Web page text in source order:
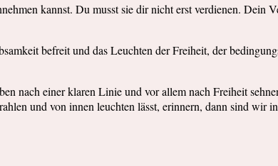
kannst. Du musst sie dir nicht erst verdienen.
befreit und das Leuchten der Freiheit, der
nach einer klaren Linie und vor allem nach Freiheit
und von innen leuchten lässt, erinnern, dann sind